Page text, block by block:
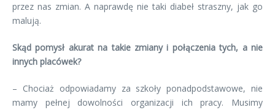
przez nas zmian. A naprawdę nie taki diabeł straszny, jak go
malują.
Skąd pomysł akurat na takie zmiany i połączenia tych, a nie
innych placówek?
– Chociaż odpowiadamy za szkoły ponadpodstawowe, nie
mamy pełnej dowolności organizacji ich pracy. Musimy